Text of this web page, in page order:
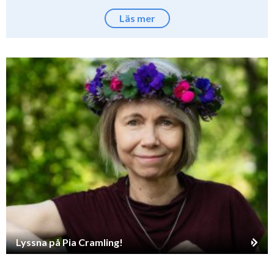
Läs mer
Lyssna på Pia Cramling!